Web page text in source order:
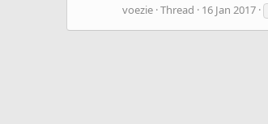
voezie Thread 16 Jan 2017